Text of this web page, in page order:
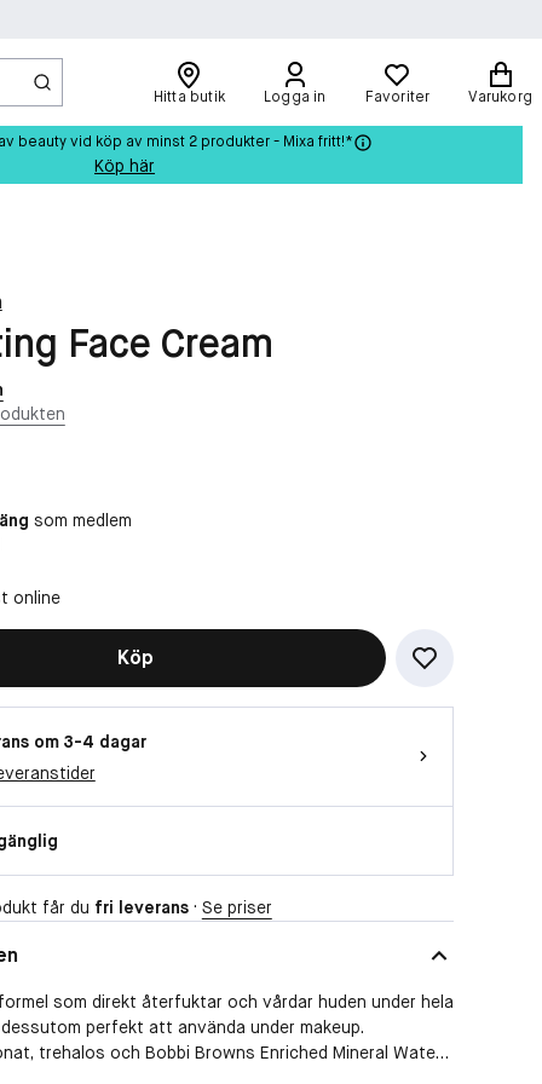
Hitta butik Logga in Favoriter Varukorg
beauty vid köp av minst 2 produkter - Mixa fritt!*
Köp här
Face Cream
som medlem
online
Köp
om 3-4 dagar
får du fri leverans· Se priser
som direkt återfuktar och vårdar huden under hela
perfekt att använda under makeup.
trehalos och Bobbi Browns Enriched Mineral Water